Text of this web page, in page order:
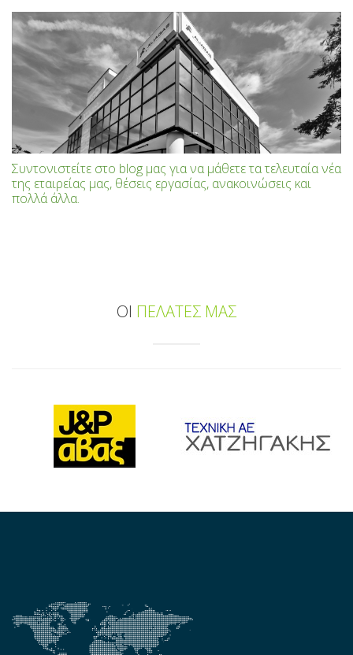
Συντονιστείτε στο blog μας για να μάθετε τα τελευταία νέα
της εταιρείας μας, θέσεις εργασίας, ανακοινώσεις και
πολλά άλλα.
ΟΙ ΠΕΛΑΤΕΣ ΜΑΣ